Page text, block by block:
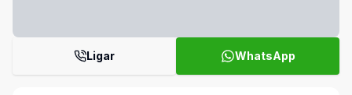
Ligar WhatsApp